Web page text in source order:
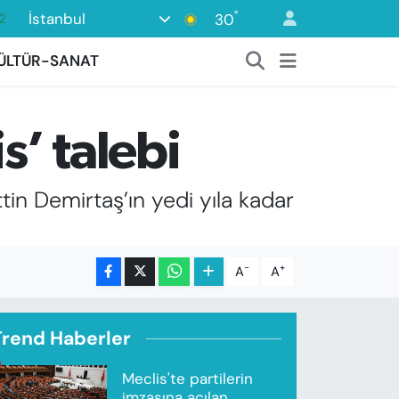
İstanbul 30°
SANAT
talebi
Demirtaş’ın yedi yıla kadar
A- A+
Haberler
Meclis'te partilerin